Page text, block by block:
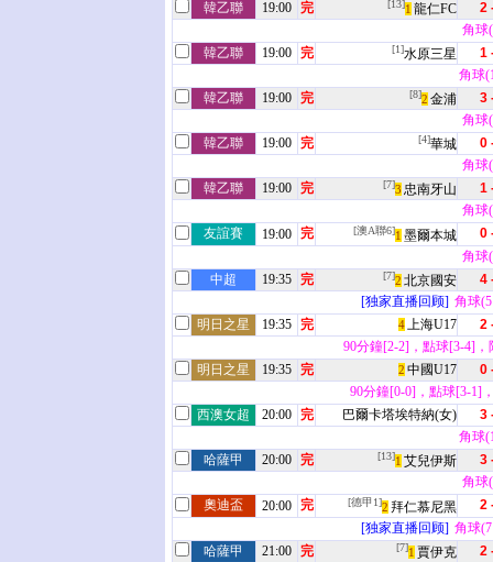
韓乙聯 19:00 完 [13]1 龍仁FC
2
角球
韓乙聯
19:00 完 [1]水原三星
1
角球
韓乙聯
19:00 完 [8]2 金浦
3
角球
韓乙聯
19:00 完 [4]華城
0
角球
韓乙聯
19:00 完 [7]3 忠南牙山
1
角球
友誼賽
19:00 完 [澳A聯6]1 墨爾本城
0
角球
中超
19:35 完 [7]2 北京國安
4
[独家直播回顾] 角球
明日之星
19:35 完 4上海U17
2
90分鐘[2-2]，點球[3-4]
明日之星
19:35 完 2 中國U17
0
90分鐘[0-0]，點球[3-1]
西澳女超
20:00 完 巴爾卡塔埃特納(女)
3
角球
哈薩甲
20:00 完 [13]1 艾兒伊斯
3
角球
奧迪盃
20:00 完 [德甲1]2 拜仁慕尼黑
2
[独家直播回顾] 角球
哈薩甲
21:00 完 [7]1 賈伊克
2